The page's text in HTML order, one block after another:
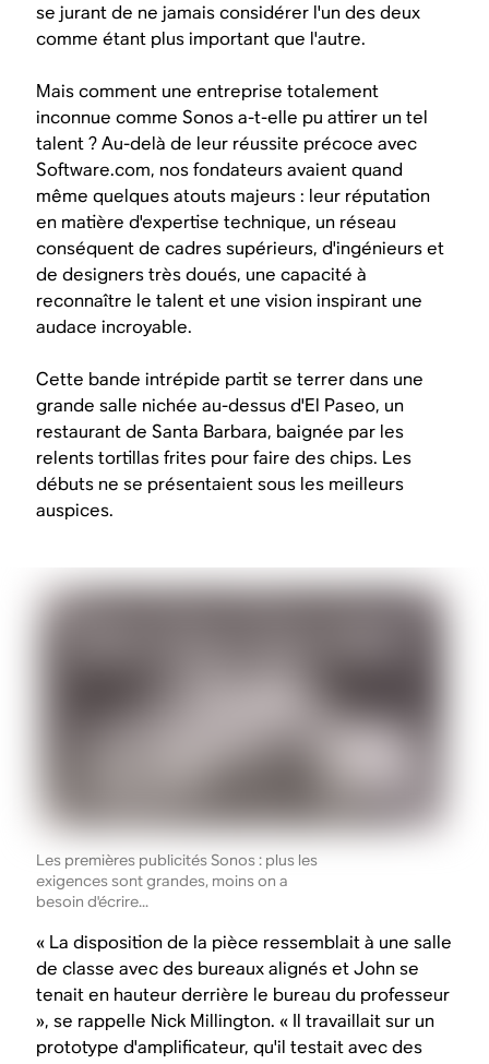
se jurant de ne jamais considérer l'un des deux
comme étant plus important que l'autre.
Mais comment une entreprise totalement
inconnue comme Sonos a-t-elle pu attirer un tel
talent ? Au-delà de leur réussite précoce avec
Software.com, nos fondateurs avaient quand
même quelques atouts majeurs : leur réputation
en matière d'expertise technique, un réseau
conséquent de cadres supérieurs, d'ingénieurs et
de designers très doués, une capacité à
reconnaître le talent et une vision inspirant une
audace incroyable.
Cette bande intrépide partit se terrer dans une
grande salle nichée au-dessus d'El Paseo, un
restaurant de Santa Barbara, baignée par les
relents tortillas frites pour faire des chips. Les
débuts ne se présentaient sous les meilleurs
auspices.
Les premières publicités Sonos : plus les
exigences sont grandes, moins on a
besoin d'écrire...
« La disposition de la pièce ressemblait à une salle
de classe avec des bureaux alignés et John se
tenait en hauteur derrière le bureau du professeur
», se rappelle Nick Millington. « Il travaillait sur un
prototype d'amplificateur, qu'il testait avec des